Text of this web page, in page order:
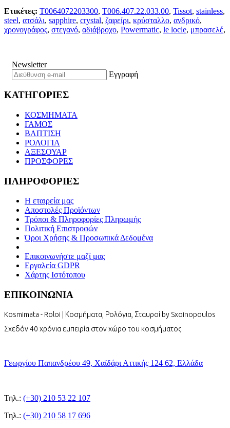
Ετικέτες: T0064072203300, T006.407.22.033.00, Tissot, stainless,
steel, ατσάλι, sapphire, crystal, ζαφείρι, κρύσταλλο, ανδρικό,
χρονογράφος, στεγανό, αδιάβροχο, Powermatic, le locle, μπρασελέ,
Newsletter
Εγγραφή
ΚΑΤΗΓΟΡΙΕΣ
ΚΟΣΜΗΜΑΤΑ
ΓΑΜΟΣ
ΒΑΠΤΙΣΗ
ΡΟΛΟΓΙΑ
ΑΞΕΣΟΥΑΡ
ΠΡΟΣΦΟΡΕΣ
ΠΛΗΡΟΦΟΡΙΕΣ
Η εταιρεία μας
Αποστολές Προϊόντων
Τρόποι & Πληροφορίες Πληρωμής
Πολιτική Επιστροφών
Όροι Χρήσης & Προσωπικά Δεδομένα
Επικοινωνήστε μαζί μας
Εργαλεία GDPR
Χάρτης Ιστότοπου
ΕΠΙΚΟΙΝΩΝΙΑ
Kosmimata - Roloi | Κοσμήματα, Ρολόγια, Σταυροί by Sxoinopoulos
Σχεδόν 40 χρόνια εμπειρία στον χώρο του κοσμήματος.
Γεωργίου Παπανδρέου 49, Χαϊδάρι Αττικής 124 62, Ελλάδα
Τηλ.: (+30) 210 53 22 107
Τηλ.: (+30) 210 58 17 696